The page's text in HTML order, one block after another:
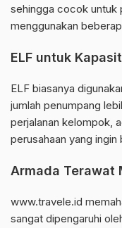
sehingga cocok untuk
menggunakan
ELF untuk
ELF biasanya
jumlah penumpang
perjalanan kelompok,
perusahaan yang
Armada Terawat
www.travele.id
sangat dipengaruhi